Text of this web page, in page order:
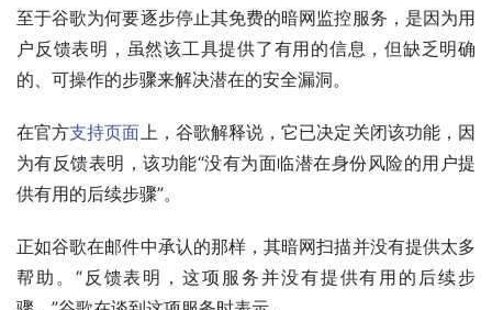
至于谷歌为何要逐步停止其免费的暗网监控服务，是因为用
户反馈表明，虽然该工具提供了有用的信息，但缺乏明确
的、可操作的步骤来解决潜在的安全漏洞。
在官方支持页面上，谷歌解释说，它已决定关闭该功能，因
为有反馈表明，该功能“没有为面临潜在身份风险的用户提
供有用的后续步骤”。
正如谷歌在邮件中承认的那样，其暗网扫描并没有提供太多
帮助。“反馈表明，这项服务并没有提供有用的后续步